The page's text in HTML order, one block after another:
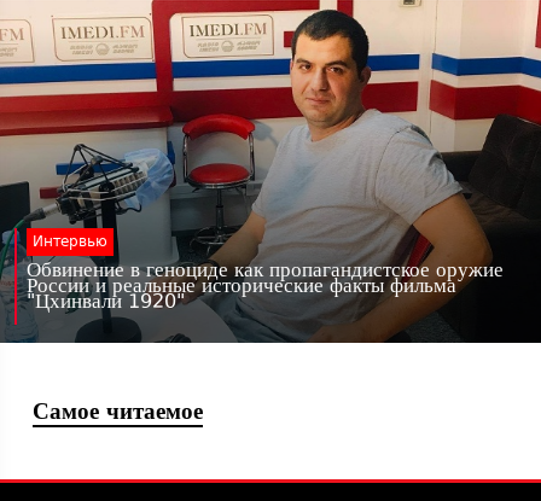
Интервью
Обвинение в геноциде как пропагандистское оружие
России и реальные исторические факты фильма
"Цхинвали 1920"
Самое читаемое